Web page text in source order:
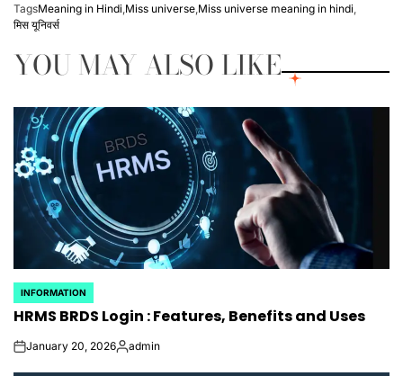
TagsMeaning in Hindi Miss universe Miss universe meaning in hindi
मिस यूनिवर्स
YOU MAY ALSO LIKE
POSTED
IN
INFORMATION
HRMS BRDS Login : Features, Benefits and Uses
onJanuary 20, 2026Posted
admin